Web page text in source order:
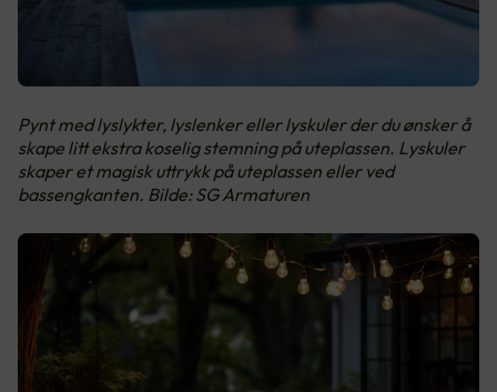
Pynt med lyslykter, lyslenker eller lyskuler der du ønsker å
skape litt ekstra koselig stemning på uteplassen. Lyskuler
skaper et magisk uttrykk på uteplassen eller ved
bassengkanten. Bilde: SG Armaturen